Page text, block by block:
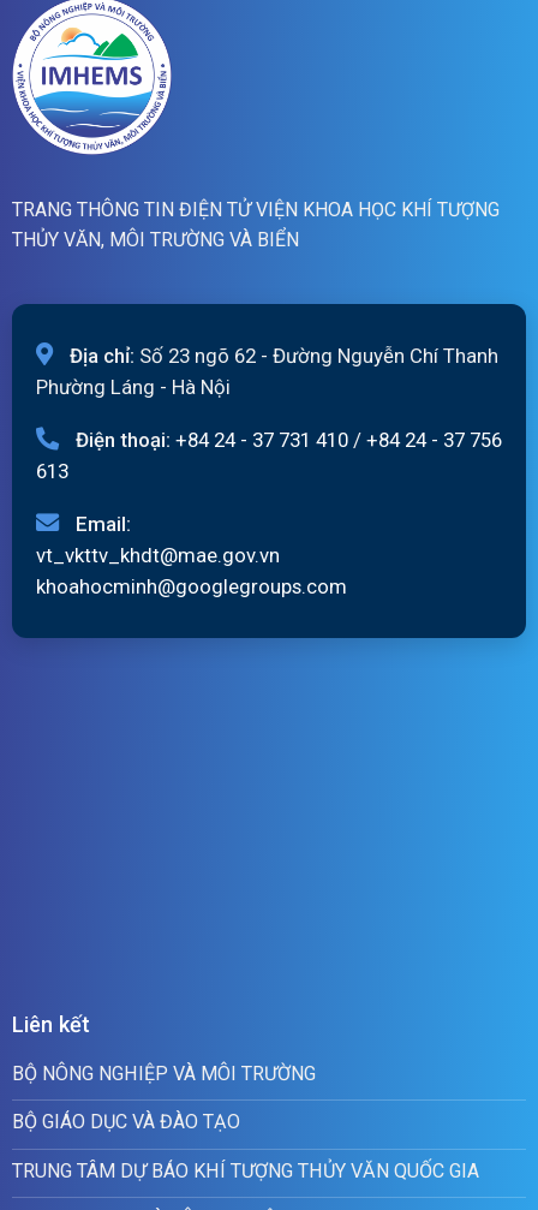
TRANG THÔNG TIN ĐIỆN TỬ VIỆN KHOA HỌC KHÍ TƯỢNG
THỦY VĂN, MÔI TRƯỜNG VÀ BIỂN
Địa chỉ: Số 23 ngõ 62 - Đường Nguyễn Chí Thanh
Phường Láng - Hà Nội
Điện thoại: +84 24 - 37 731 410 / +84 24 - 37 756
613
Email:
vt_vkttv_khdt@mae.gov.vn
khoahocminh@googlegroups.com
Liên kết
BỘ NÔNG NGHIỆP VÀ MÔI TRƯỜNG
BỘ GIÁO DỤC VÀ ĐÀO TẠO
TRUNG TÂM DỰ BÁO KHÍ TƯỢNG THỦY VĂN QUỐC GIA